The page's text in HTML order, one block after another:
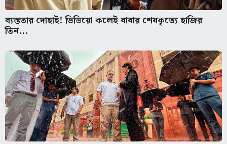
ব্যস্ততার দোহাই! ভিডিয়ো কলেই বাবার শেষকৃত্যে হাজির
তিন...